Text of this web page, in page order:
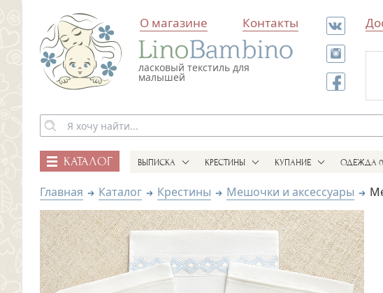
ласковый текстиль для
малышей
О магазине Контакты
КАТАЛОГ ВЫПИСКА КРЕСТИНЫ КУПАНИЕ ОДЕЖДА
Главная Каталог Крестины Мешочки и аксессуары